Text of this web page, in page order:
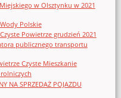
w Olsztynku w 2021
Polskie
Powietrze grudzień 2021
publicznego transportu
Czyste Mieszkanie
NA SPRZEDAŻ POJAZDU